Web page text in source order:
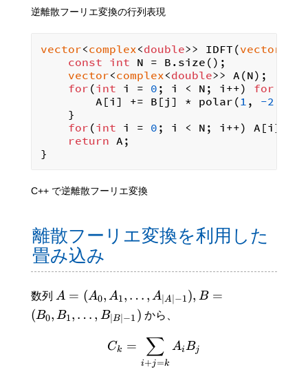
逆離散フーリエ変換の行列表現
vector<complex<double>> IDFT(vector
const int N = B.size();
vector<complex<double>> A(N);
for (int i = 0 ; i < N; i++) for
        A[i] += B[j] * polar(
1 , -2
    }
for (int i = 0 ; i < N; i++) A[i] /=
return A;
C++ で逆離散フーリエ変換
離散フーリエ変換を利用した
畳み込み
数列 A = (A0, A1, … , A ∣A −1), B =
(B0, B1, … , B∣ B −1 ) から、
Ck =
i+j =k
∑ AiBj